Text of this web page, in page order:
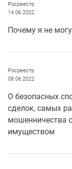
Росреестр
14.06.2022
Почему я не
Росреестр
08.06.2022
О безопасных
сделок, самых
имуществом